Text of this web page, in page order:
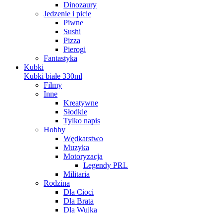
Dinozaury
Jedzenie i picie
Piwne
Sushi
Pizza
Pierogi
Fantastyka
Kubki
Kubki białe 330ml
Filmy
Inne
Kreatywne
Słodkie
Tylko napis
Hobby
Wędkarstwo
Muzyka
Motoryzacja
Legendy PRL
Militaria
Rodzina
Dla Cioci
Dla Brata
Dla Wujka